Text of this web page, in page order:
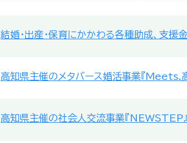
結婚・出産・保育にかかわる各種助成、支援金
高知県主催のメタバース婚活事業『Meets.
高知県主催の社会人交流事業『NEWSTEP